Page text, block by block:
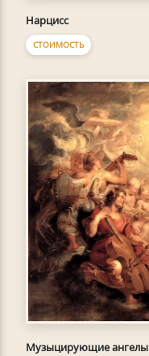
Нарцисс
СТОИМОСТЬ
Музыцирующие ангелы